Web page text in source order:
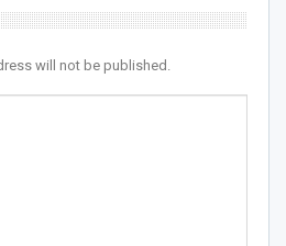
will not be published.